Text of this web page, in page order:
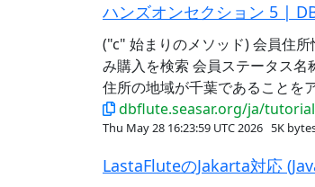
ハンズオンセクション 5 |
("c" 始まりのメソッド) 会員住
み購入を検索 会員ステータス
住所の地域が千葉であることを
dbflute.seasar.org/ja/
Thu May 28 16:23:59 UTC 2026 5K
LastaFluteのJakarta対応